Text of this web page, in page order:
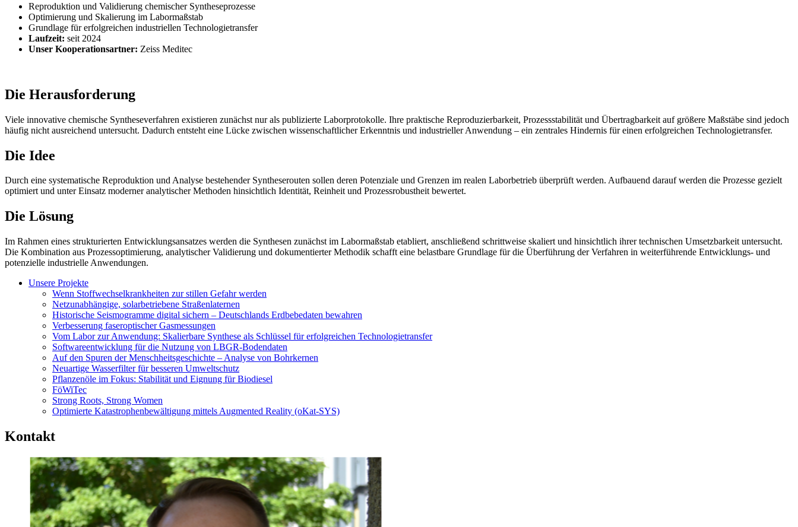
Reproduktion und Validierung chemischer Syntheseprozesse
Optimierung und Skalierung im Labormaßstab
Grundlage für erfolgreichen industriellen Technologietransfer
Laufzeit: seit 2024
Unser Kooperationsartner: Zeiss Meditec
Die Herausforderung
Viele innovative chemische Syntheseverfahren existieren zunächst nur als publizierte Laborprotokolle. Ihre praktische Reproduzierbarkeit, Prozessstabilität und Übertragbarkeit auf größere Maßstäbe sind jedoch
häufig nicht ausreichend untersucht. Dadurch entsteht eine Lücke zwischen wissenschaftlicher Erkenntnis und industrieller Anwendung – ein zentrales Hindernis für einen erfolgreichen Technologietransfer.
Die Idee
Durch eine systematische Reproduktion und Analyse bestehender Syntheserouten sollen deren Potenziale und Grenzen im realen Laborbetrieb überprüft werden. Aufbauend darauf werden die Prozesse gezielt
optimiert und unter Einsatz moderner analytischer Methoden hinsichtlich Identität, Reinheit und Prozessrobustheit bewertet.
Die Lösung
Im Rahmen eines strukturierten Entwicklungsansatzes werden die Synthesen zunächst im Labormaßstab etabliert, anschließend schrittweise skaliert und hinsichtlich ihrer technischen Umsetzbarkeit untersucht.
Die Kombination aus Prozessoptimierung, analytischer Validierung und dokumentierter Methodik schafft eine belastbare Grundlage für die Überführung der Verfahren in weiterführende Entwicklungs- und
potenzielle industrielle Anwendungen.
Unsere Projekte
Wenn Stoffwechselkrankheiten zur stillen Gefahr werden
Netzunabhängige, solarbetriebene Straßenlaternen
Historische Seismogramme digital sichern – Deutschlands Erdbebedaten bewahren
Verbesserung faseroptischer Gasmessungen
Vom Labor zur Anwendung: Skalierbare Synthese als Schlüssel für erfolgreichen Technologietransfer
Softwareentwicklung für die Nutzung von LBGR-Bodendaten
Auf den Spuren der Menschheitsgeschichte – Analyse von Bohrkernen
Neuartige Wasserfilter für besseren Umweltschutz
Pflanzenöle im Fokus: Stabilität und Eignung für Biodiesel
FöWiTec
Strong Roots, Strong Women
Optimierte Katastrophenbewältigung mittels Augmented Reality (oKat-SYS)
Kontakt